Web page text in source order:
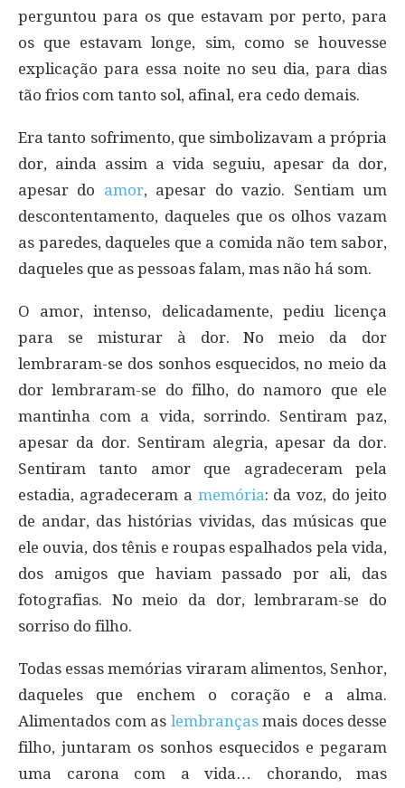
perguntou para os que estavam por perto, para
os que estavam longe, sim, como se houvesse
explicação para essa noite no seu dia, para dias
tão frios com tanto sol, afinal, era cedo demais.
Era tanto sofrimento, que simbolizavam a própria
dor, ainda assim a vida seguiu, apesar da dor,
apesar do amor, apesar do vazio. Sentiam um
descontentamento, daqueles que os olhos vazam
as paredes, daqueles que a comida não tem sabor,
daqueles que as pessoas falam, mas não há som.
O amor, intenso, delicadamente, pediu licença
para se misturar à dor. No meio da dor
lembraram-se dos sonhos esquecidos, no meio da
dor lembraram-se do filho, do namoro que ele
mantinha com a vida, sorrindo. Sentiram paz,
apesar da dor. Sentiram alegria, apesar da dor.
Sentiram tanto amor que agradeceram pela
estadia, agradeceram a memória: da voz, do jeito
de andar, das histórias vividas, das músicas que
ele ouvia, dos tênis e roupas espalhados pela vida,
dos amigos que haviam passado por ali, das
fotografias. No meio da dor, lembraram-se do
sorriso do filho.
Todas essas memórias viraram alimentos, Senhor,
daqueles que enchem o coração e a alma.
Alimentados com as lembrançasmais doces desse
filho, juntaram os sonhos esquecidos e pegaram
uma carona com a vida… chorando, mas